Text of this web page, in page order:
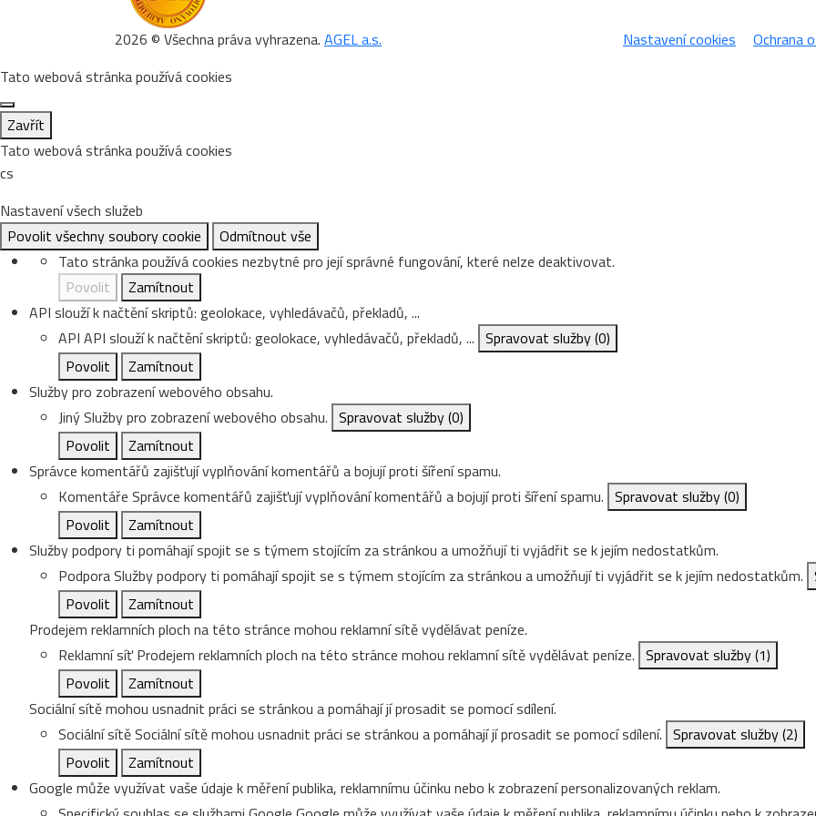
2026 © Všechna práva vyhrazena. AGEL a.s. Nastavení cookies
Ochrana
Tato webová stránka používá cookies
Zavřít
Tato webová stránka používá cookies
cs
Nastavení všech služeb
Povolit všechny soubory cookie
Odmítnout vše
Tato stránka používá cookies nezbytné pro její správné fungování, které nelze deaktivovat.
Povolit
Zamítnout
API slouží k načtění skriptů: geolokace, vyhledávačů, překladů, ...
API API slouží k načtění skriptů: geolokace, vyhledávačů, překladů, ... Spravovat služby(0)
Povolit
Zamítnout
Služby pro zobrazení webového obsahu.
JinýSlužby pro zobrazení webového obsahu. Spravovat služby(0)
Povolit
Zamítnout
Správce komentářů zajišťují vyplňování komentářů a bojují proti šíření spamu.
Komentáře Správce komentářů zajišťují vyplňování komentářů a bojují proti šíření spamu. Spravovat služby(0)
Povolit
Zamítnout
Služby podpory ti pomáhají spojit se s týmem stojícím za stránkou a umožňují ti vyjádřit se k jejím nedostatkům.
PodporaSlužby podpory ti pomáhají spojit se s týmem stojícím za stránkou a umožňují ti vyjádřit se k jejím nedostatkům.
Povolit
Zamítnout
Prodejem reklamních ploch na této stránce mohou reklamní sítě vydělávat peníze.
Reklamní síť Prodejem reklamních ploch na této stránce mohou reklamní sítě vydělávat peníze. Spravovat služby(1)
Povolit
Zamítnout
Sociální sítě mohou usnadnit práci se stránkou a pomáhají jí prosadit se pomocí sdílení.
Sociální sítěSociální sítě mohou usnadnit práci se stránkou a pomáhají jí prosadit se pomocí sdílení. Spravovat služby(2)
Povolit
Zamítnout
Google může využívat vaše údaje k měření publika, reklamnímu účinku nebo k zobrazení personalizovaných reklam.